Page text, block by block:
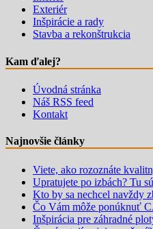
Exteriér
Inšpirácie a rady
Stavba a rekonštrukcia
Kam ďalej?
Úvodná stránka
Náš RSS feed
Kontakt
Najnovšie články
Viete, ako rozoznáte
Upratujete po izbách? Tu
Kto by sa nechcel navždy
Čo Vám môže ponúknuť
Inšpirácia pre záhradné